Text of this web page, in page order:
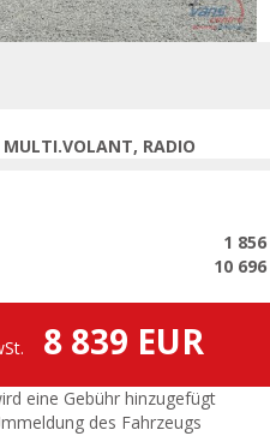
RADIO
1 856
10 696
8 839 EUR
eine Gebühr hinzugefügt
des Fahrzeugs